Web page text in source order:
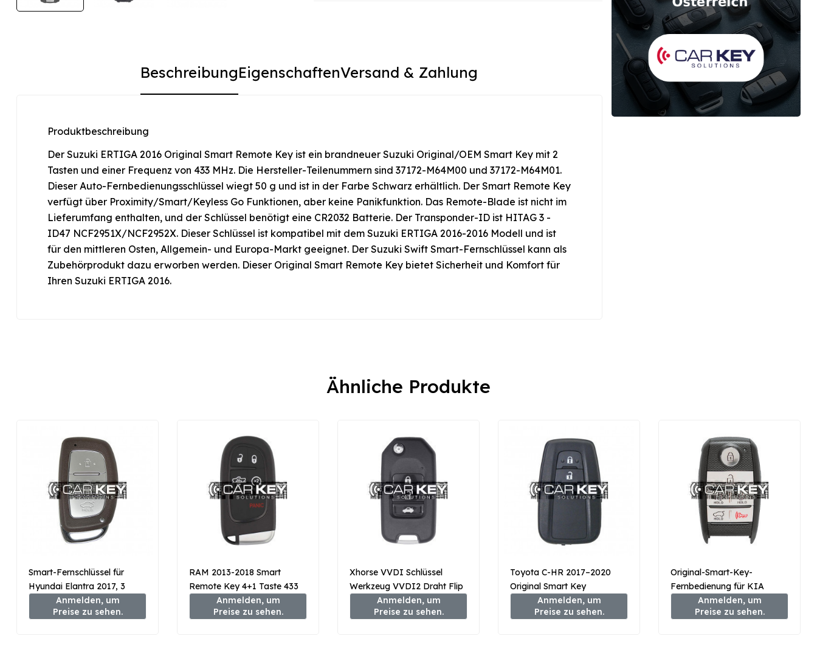
BeschreibungEigenschaftenVersand & Zahlung
Produktbeschreibung
Der Suzuki ERTIGA 2016 Original Smart Remote Key ist ein brandneuer Suzuki Original/OEM Smart Key mit 2
Tasten und einer Frequenz von 433 MHz. Die Hersteller-Teilenummern sind 37172-M64M00 und 37172-M64M01.
Dieser Auto-Fernbedienungsschlüssel wiegt 50 g und ist in der Farbe Schwarz erhältlich. Der Smart Remote Key
verfügt über Proximity/Smart/Keyless Go Funktionen, aber keine Panikfunktion. Das Remote-Blade ist nicht im
Lieferumfang enthalten, und der Schlüssel benötigt eine CR2032 Batterie. Der Transponder-ID ist HITAG 3 -
ID47 NCF2951X/NCF2952X. Dieser Schlüssel ist kompatibel mit dem Suzuki ERTIGA 2016-2016 Modell und ist
für den mittleren Osten, Allgemein- und Europa-Markt geeignet. Der Suzuki Swift Smart-Fernschlüssel kann als
Zubehörprodukt dazu erworben werden. Dieser Original Smart Remote Key bietet Sicherheit und Komfort für
Ihren Suzuki ERTIGA 2016.
Ähnliche Produkte
Smart-Fernschlüssel für
Hyundai Elantra 2017, 3
Tasten, 433 MHz, 95440-
F2100
Anmelden, um
Preise zu sehen.
RAM 2013-2018 Smart
Remote Key 4+1 Taste 433
Anmelden, um
Preise zu sehen.
Xhorse VVDI Schlüssel
Werkzeug VVDI2 Draht Flip
Remote Key 3 Taste Honda
Typ XKHO20EN
Anmelden, um
Preise zu sehen.
Toyota C-HR 2017–2020
Original Smart Key
Fernbedienung 433 MHz
89904-F4040
Anmelden, um
Preise zu sehen.
Original-Smart-Key-
Fernbedienung für KIA
Sedona 2015–2020, 433
MHz, 95440-A9300
Anmelden, um
Preise zu sehen.